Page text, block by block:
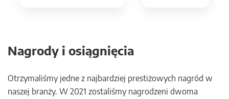
Nagrody i osiągnięcia
Otrzymaliśmy jedne z najbardziej prestiżowych nagród w
naszej branży. W 2021 zostaliśmy nagrodzeni dwoma